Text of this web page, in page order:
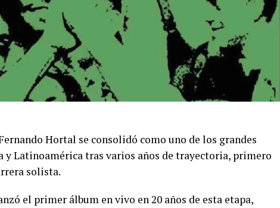
Hortal se consolidó como uno de los grandes
y Latinoamérica tras varios años de trayectoria, primero
solista.
el primer álbum en vivo en 20 años de esta etapa,